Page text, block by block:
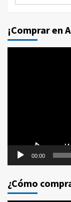
¡Comprar en
00:00
¿Cómo